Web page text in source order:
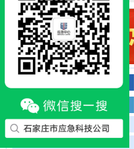
工作动态
图片新闻